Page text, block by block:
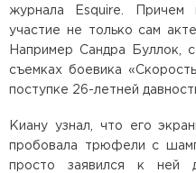
журнала Esquire. Причем
участие не только сам
Например Сандра Буллок,
съемках боевика
поступке 26-летней
Киану узнал, что его
пробовала трюфели с
просто заявился к ней